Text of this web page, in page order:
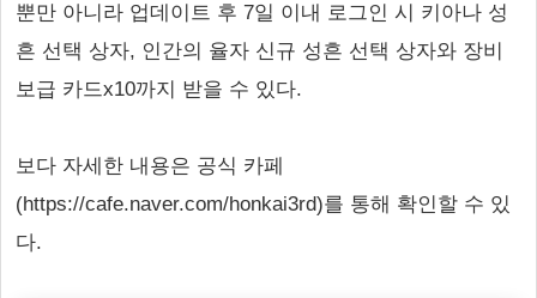
뿐만 아니라 업데이트 후 7일 이내 로그인 시 키아나 성
흔 선택 상자, 인간의 율자 신규 성흔 선택 상자와 장비
보급 카드x10까지 받을 수 있다.
보다 자세한 내용은 공식 카페
(https://cafe.naver.com/honkai3rd)를 통해 확인할 수 있
다.